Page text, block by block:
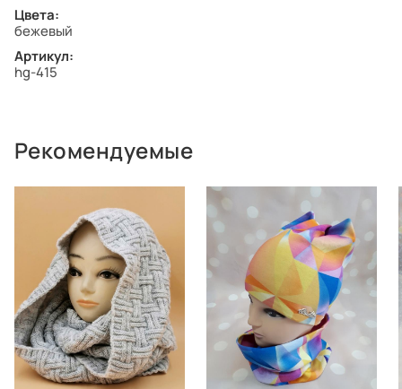
Цвета:
бежевый
Артикул:
hg-415
Рекомендуемые